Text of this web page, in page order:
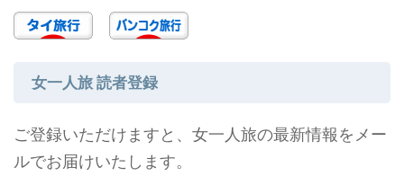
女一人旅 読者登録
ご登録いただけますと、女一人旅の最新情報をメー
ルでお届けいたします。